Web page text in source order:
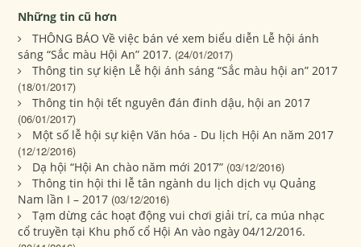
Những tin cũ hơn
THÔNG BÁO Về việc bán vé xem biểu diễn Lễ hội ánh
sáng “Sắc màu Hội An” 2017. (24/01/2017)
Thông tin sự kiện Lễ hội ánh sáng “Sắc màu hội an” 2017
(18/01/2017)
Thông tin hội tết nguyên đán đinh dậu, hội an 2017
(06/01/2017)
Một số lễ hội sự kiện Văn hóa - Du lịch Hội An năm 2017
(12/12/2016)
Dạ hội “Hội An chào năm mới 2017” (03/12/2016)
Thông tin hội thi lễ tân ngành du lịch dịch vụ Quảng
Nam lần I – 2017 (03/12/2016)
Tạm dừng các hoạt động vui chơi giải trí, ca múa nhạc
cổ truyền tại Khu phố cổ Hội An vào ngày 04/12/2016.